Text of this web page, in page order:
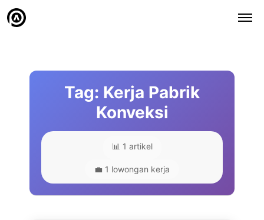
Tag: Kerja Pabrik
Konveksi
📊 1 artikel
💼 1 lowongan kerja